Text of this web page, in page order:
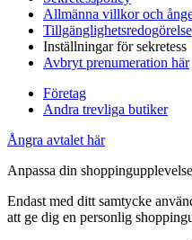
Allmänna villkor och
Tillgänglighetsredogörelse
Inställningar för sekretess
Avbryt prenumeration här
Företag
Andra trevliga butiker
Ångra avtalet här
Anpassa din shoppingupplevelse
Endast med ditt samtycke
att ge dig en personlig